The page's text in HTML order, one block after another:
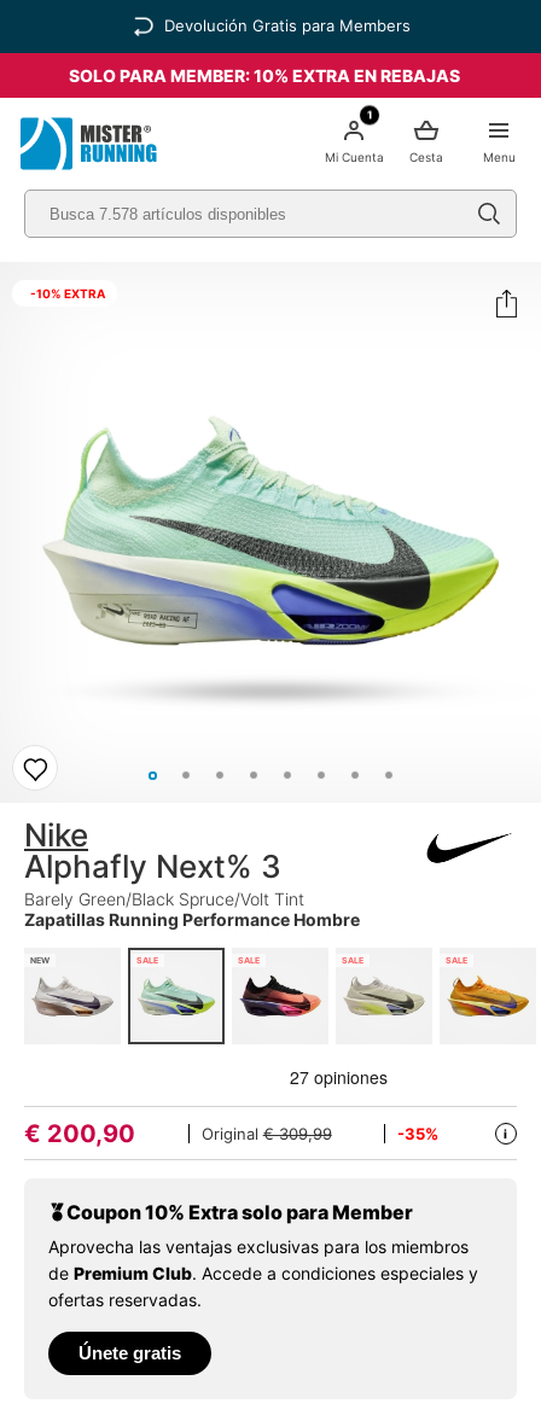
Devolución Gratis para Members
SOLO PARA MEMBER: 10% EXTRA EN REBAJAS
Menu
Cesta
1
Mi Cuenta
-10% EXTRA
Nike
Alphafly Next% 3
Barely Green/Black Spruce/Volt Tint
Zapatillas Running Performance Hombre
NEW SALE SALE SALE SALE
€ 200,90 Original€ 309,99 -35% i
Coupon 10% Extra solo para Member
Aprovecha las ventajas exclusivas para los miembros
de Premium Club. Accede a condiciones especiales y
ofertas reservadas.
Únete gratis